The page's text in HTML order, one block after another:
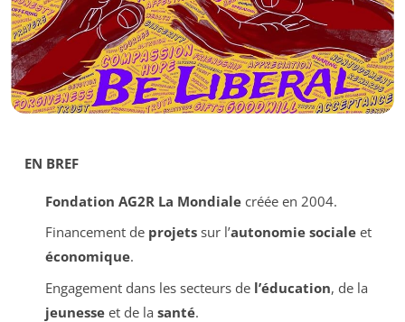
EN BREF
Fondation AG2R La Mondialecréée en 2004.
Financement de projetssur l’autonomie socialeet
économique.
Engagement dans les secteurs de l’éducation, de la
jeunesseet de la santé.